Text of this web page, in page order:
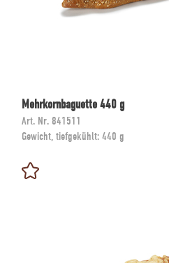
Mehrkornbaguette 440 g
Art. Nr. 841511
Gewicht, tiefgekühlt: 440 g